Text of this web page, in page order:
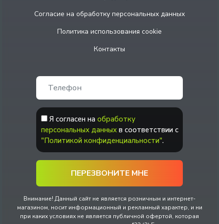
Согласие на обработку персональных данных
Политика использования cookie
Контакты
Я согласен на обработку
персональных данных в соответствии с
"Политикой конфиденциальности".
Внимание! Данный сайт не является розничным и интернет-
магазином, носит информационный и рекламный характер, и ни
при каких условиях не является публичной офертой, которая